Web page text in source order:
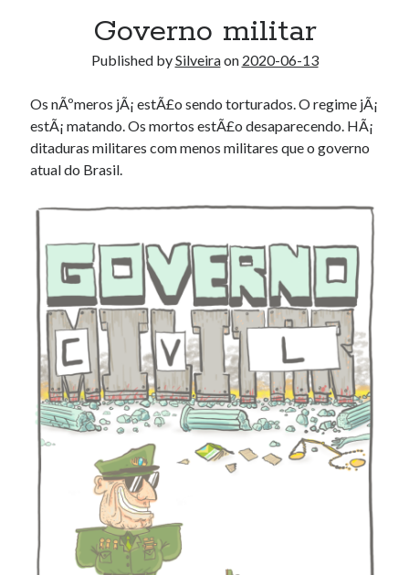
Drawing: chibi in 2 heads proportion
misery loves company
Jacques Cousteau and his crew in a submersible during the Conshelf II
Expedition in the Red Sea, 1963
Governo militar
Published bySilveiraon 2020-06-13
Os nÃºmeros jÃ¡ estÃ£o sendo torturados. O regime jÃ¡
estÃ¡ matando. Os mortos estÃ£o desaparecendo. HÃ¡
ditaduras militares com menos militares que o governo
atual do Brasil.